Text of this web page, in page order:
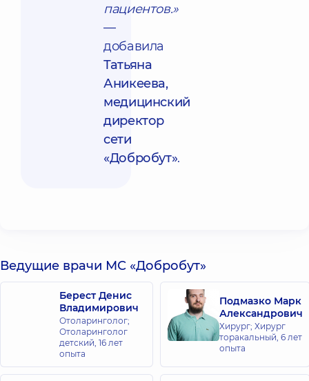
пациентов.»
—
добавила
Татьяна
Аникеева,
медицинский
директор
сети
«Добробут».
Ведущие врачи МС «Добробут»
Берест Денис
Владимирович
Отоларинголог;
Отоларинголог
детский, 16 лет
опыта
Подмазко Марк
Александрович
Хирург; Хирург
торакальный, 6 лет
опыта